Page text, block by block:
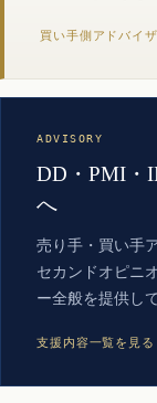
買い手側アドバイ
ADVISORY
DD・PMI・
へ
売り手・買い手
セカンドオピニ
ー全般を提供し
支援内容一覧を見